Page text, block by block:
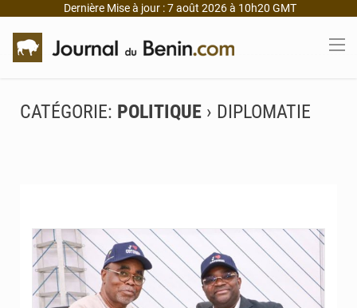
Dernière Mise à jour : 7 août 2026 à 10h20 GMT
CATÉGORIE: POLITIQUE › DIPLOMATIE